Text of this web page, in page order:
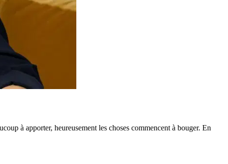
à apporter, heureusement les choses commencent à bouger. En